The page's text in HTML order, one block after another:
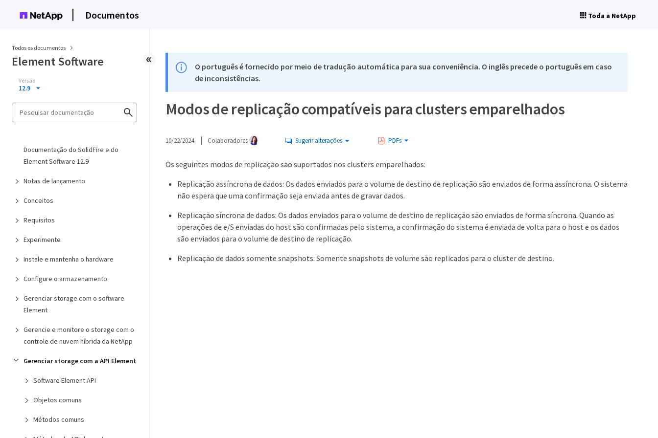
Documentos Toda a NetApp
Todos os documentos
Element Software
Versão
12.9
Documentação do SolidFire e do
Element Software 12.9
Notas de lançamento
Conceitos
Requisitos
Experimente
Instale e mantenha o hardware
Configure o armazenamento
Gerenciar storage com o software
Element
Gerencie e monitore o storage com o
controle de nuvem híbrida da NetApp
Gerenciar storage com a API Element
Software Element API
Objetos comuns
Métodos comuns
O português é fornecido por meio de tradução automática para sua conveniência. O inglês precede o português em caso
de inconsistências.
Modos de replicação compatíveis para clusters emparelhados
10/22/2024 Colaboradores Sugerir alterações PDFs
Os seguintes modos de replicação são suportados nos clusters emparelhados:
Replicação assíncrona de dados: Os dados enviados para o volume de destino de replicação são enviados de forma assíncrona. O sistema
não espera que uma confirmação seja enviada antes de gravar dados.
Replicação síncrona de dados: Os dados enviados para o volume de destino de replicação são enviados de forma síncrona. Quando as
operações de e/S enviadas do host são confirmadas pelo sistema, a confirmação do sistema é enviada de volta para o host e os dados
são enviados para o volume de destino de replicação.
Replicação de dados somente snapshots: Somente snapshots de volume são replicados para o cluster de destino.